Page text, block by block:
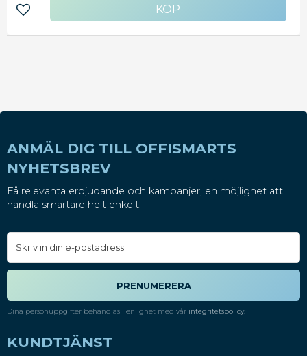
5000, 5000ps, 510, 510ps, 5500, 5500ps, 800, 800ps,
815, 820, copier cc800ps, T1100, T1100ps, T610, Z2100,
Lägg till i favoriter
ANMÄL DIG TILL OFFISMARTS
NYHETSBREV
Få relevanta erbjudande och kampanjer, en möjlighet att
handla smartare helt enkelt.
PRENUMERERA
Dina personuppgifter behandlas i enlighet med vår integritetspolicy.
KUNDTJÄNST